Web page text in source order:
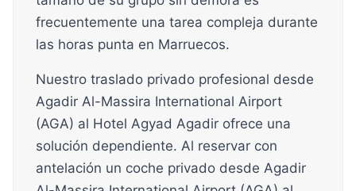
frecuentemente una tarea compleja durante
las horas punta en Marruecos.
Nuestro traslado privado profesional desde
Agadir Al-Massira International Airport
(AGA) al Hotel Agyad Agadir ofrece una
solución dependiente. Al reservar con
antelación un coche privado desde Agadir